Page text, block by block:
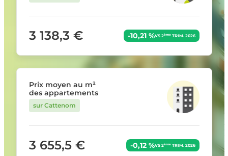
3 138,3 € -10,21 %VS 2èmeTRIM. 2026
Prix moyen au m²
des appartements
sur Cattenom
3 655,5 € -0,12 %VS 2èmeTRIM. 2026